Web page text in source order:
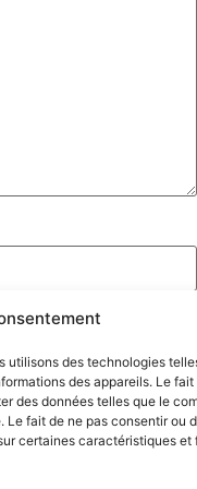
utilisons des technologies
des appareils. Le
des données telles que le
fait de ne pas consentir ou
certaines caractéristiques et